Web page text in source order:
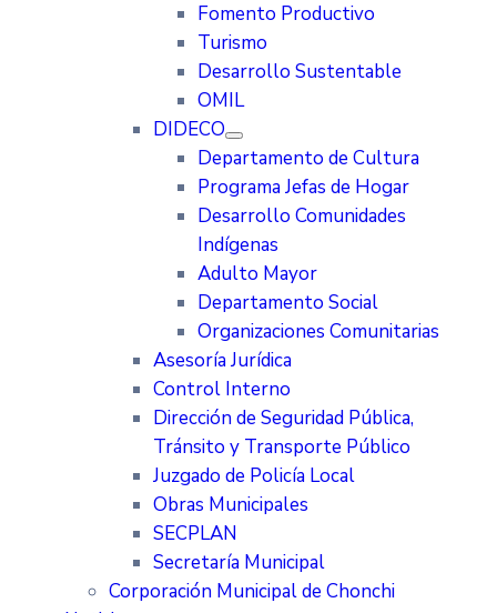
Fomento Productivo
Turismo
Desarrollo Sustentable
OMIL
DIDECO
Departamento de Cultura
Programa Jefas de Hogar
Desarrollo Comunidades
Indígenas
Adulto Mayor
Departamento Social
Organizaciones Comunitarias
Asesoría Jurídica
Control Interno
Dirección de Seguridad Pública,
Tránsito y Transporte Público
Juzgado de Policía Local
Obras Municipales
SECPLAN
Secretaría Municipal
Corporación Municipal de Chonchi